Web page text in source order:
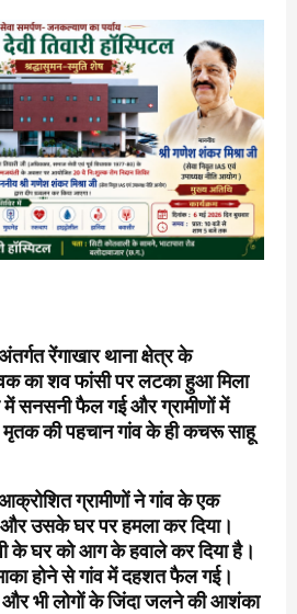
रेंगाखार थाना क्षेत्र के
का शव फांसी पर लटका हुआ मिला
सनसनी फैल गई और ग्रामीणों में
मृतक की पहचान गांव के ही कचरू साहू
ग्रामीणों ने गांव के एक
और उसके घर पर हमला कर दिया।
के घर को आग के हवाले कर दिया है।
होने से गांव में दहशत फैल गई।
भी लोगों के जिंदा जलने की आशंका